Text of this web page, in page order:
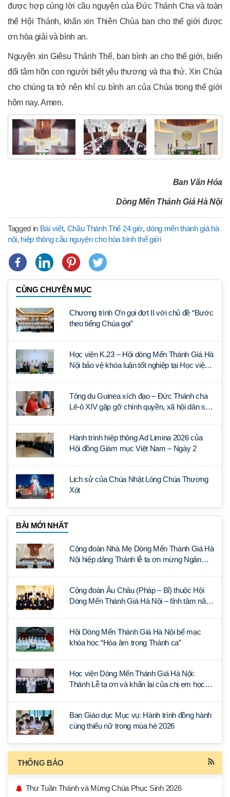
được hợp cùng lời cầu nguyện của Đức Thánh Cha và toàn
thể Hội Thánh, khẩn xin Thiên Chúa ban cho thế giới được
ơn hòa giải và bình an.
Nguyện xin Giêsu Thánh Thể, ban bình an cho thế giới, biến
đổi tâm hồn con người biết yêu thương và tha thứ. Xin Chúa
cho chúng ta trở nên khí cụ bình an của Chúa trong thế giới
hôm nay. Amen.
Ban Văn Hóa
Dòng Mến Thánh Giá Hà Nội
Tagged in Bài viết, Chầu Thánh Thể 24 giờ,dòng mến thánh giá hà
nội, hiệp thông cầu nguyện cho hòa bình thế giới
CÙNG CHUYÊN MỤC
Chương trình Ơn gọi đợt II với chủ đề “Bước
theo tiếng Chúa gọi”
Học viện K.23 – Hội dòng Mến Thánh Giá Hà
Nội bảo vệ khóa luận tốt nghiệp tại Học viện
Tông du Guinea xích đạo – Đức Thánh cha
Lê-ô XIV gặp gỡ chính quyền, xã hội dân sự
Hành trình hiệp thông Ad Limina 2026 của
Hội đồng Giám mục Việt Nam – Ngày 2
Lịch sử của Chúa Nhật Lòng Chúa Thương
Xót
BÀI MỚI NHẤT
Cộng đoàn Nhà Mẹ Dòng Mến Thánh Giá Hà
Nội hiệp dâng Thánh lễ tạ ơn mừng Ngân
Cộng đoàn Âu Châu (Pháp – Bỉ) thuộc Hội
Dòng Mến Thánh Giá Hà Nội – tĩnh tâm năm
Hội Dòng Mến Thánh Giá Hà Nội bế mạc
khóa học “Hòa âm trong Thánh ca”
Học viện Dòng Mến Thánh Giá Hà Nội:
Thánh Lễ tạ ơn và khấn lại của chị em học
Ban Giáo dục Mục vụ: Hành trình đồng hành
cùng thiếu nữ trong mùa hè 2026
THÔNG BÁO
Thư Tuần Thánh và Mừng Chúa Phục Sinh 2026